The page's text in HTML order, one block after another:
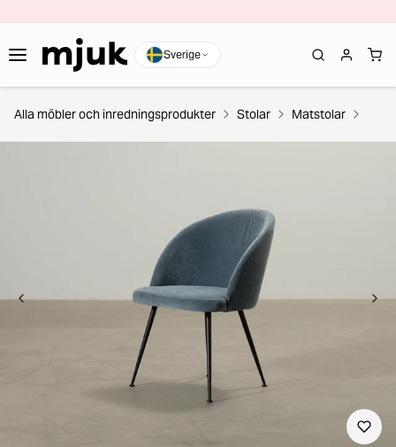
Sverige
Alla möbler och inredningsprodukter Stolar Matstolar